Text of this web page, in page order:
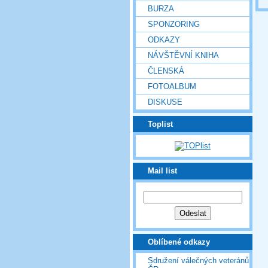
BURZA
SPONZORING
ODKAZY
NÁVŠTĚVNÍ KNIHA
ČLENSKÁ
FOTOALBUM
DISKUSE
Toplist
Mail list
Oblíbené odkazy
Sdružení válečných veteránů